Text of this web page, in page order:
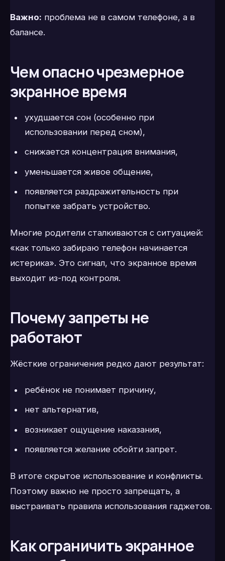
Важно: проблема не в самом телефоне, а в
балансе.
Чем опасно чрезмерное
экранное время
ухудшается сон (особенно при
использовании перед сном),
снижается концентрация внимания,
уменьшается живое общение,
появляется раздражительность при
попытке забрать устройство.
Многие родители сталкиваются с ситуацией:
«как только забираю телефон начинается
истерика». Это сигнал, что экранное время
выходит из-под контроля.
Почему запреты не
работают
Жёсткие ограничения редко дают результат:
ребёнок не понимает причину,
нет альтернатив,
возникает ощущение наказания,
появляется желание обойти запрет.
В итоге скрытое использование и конфликты.
Поэтому важно не просто запрещать, а
выстраивать правила использования гаджетов.
Как ограничить экранное